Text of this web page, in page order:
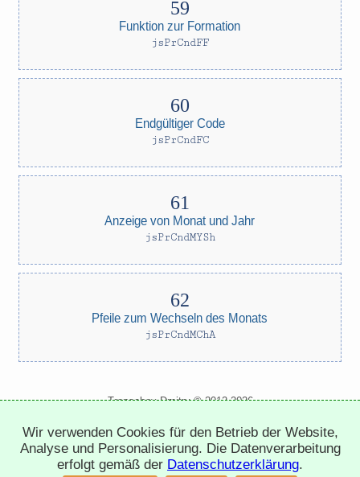
Funktion zur Formation
jsPrCndFF
Endgültiger Code
jsPrCndFC
Anzeige von Monat und Jahr
jsPrCndMYSh
Pfeile zum Wechseln des Monats
jsPrCndMChA
Trepachev Dmitry © 2012-2026
Datenschutzerklärung Cookies einstellen
Wir verwenden Cookies für den Betrieb der Website,
Analyse und Personalisierung. Die Datenverarbeitung
erfolgt gemäß der Datenschutzerklärung.